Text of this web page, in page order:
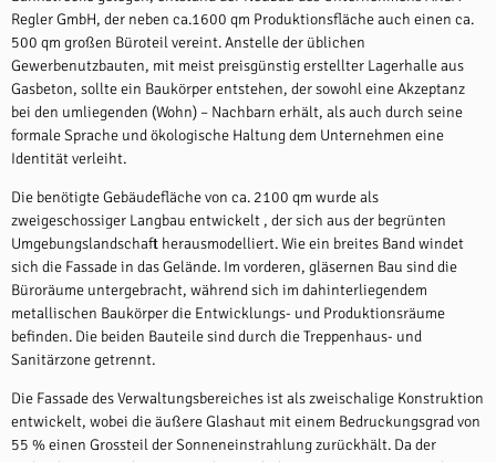
Regler GmbH, der neben ca.1600 qm Produktionsfläche auch einen ca.
500 qm großen Büroteil vereint. Anstelle der üblichen
Gewerbenutzbauten, mit meist preisgünstig erstellter Lagerhalle aus
Gasbeton, sollte ein Baukörper entstehen, der sowohl eine Akzeptanz
bei den umliegenden (Wohn) – Nachbarn erhält, als auch durch seine
formale Sprache und ökologische Haltung dem Unternehmen eine
Identität verleiht.
Die benötigte Gebäudefläche von ca. 2100 qm wurde als
zweigeschossiger Langbau entwickelt , der sich aus der begrünten
Umgebungslandschaft herausmodelliert. Wie ein breites Band windet
sich die Fassade in das Gelände. Im vorderen, gläsernen Bau sind die
Büroräume untergebracht, während sich im dahinterliegendem
metallischen Baukörper die Entwicklungs- und Produktionsräume
befinden. Die beiden Bauteile sind durch die Treppenhaus- und
Sanitärzone getrennt.
Die Fassade des Verwaltungsbereiches ist als zweischalige Konstruktion
entwickelt, wobei die äußere Glashaut mit einem Bedruckungsgrad von
55 % einen Grossteil der Sonneneinstrahlung zurückhält. Da der